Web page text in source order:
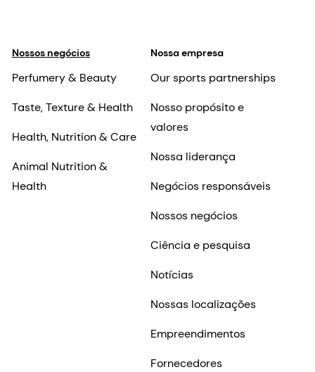
Nossos negócios
Perfumery & Beauty
Taste, Texture & Health
Health, Nutrition & Care
Animal Nutrition &
Health
Nossa empresa
Our sports partnerships
Nosso propósito e
valores
Nossa liderança
Negócios responsáveis
Nossos negócios
Ciência e pesquisa
Notícias
Nossas localizações
Empreendimentos
Fornecedores